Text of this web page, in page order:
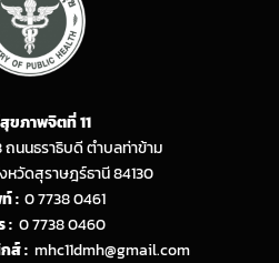
ขภาพจิตที่ 11
ถนนธราธิบดี ตำบลท่าข้าม
วัดสุราษฎร์ธานี 84130
: 0 7738 0461
: 0 7738 0460
ส์ : mhc11dmh@gmail.com